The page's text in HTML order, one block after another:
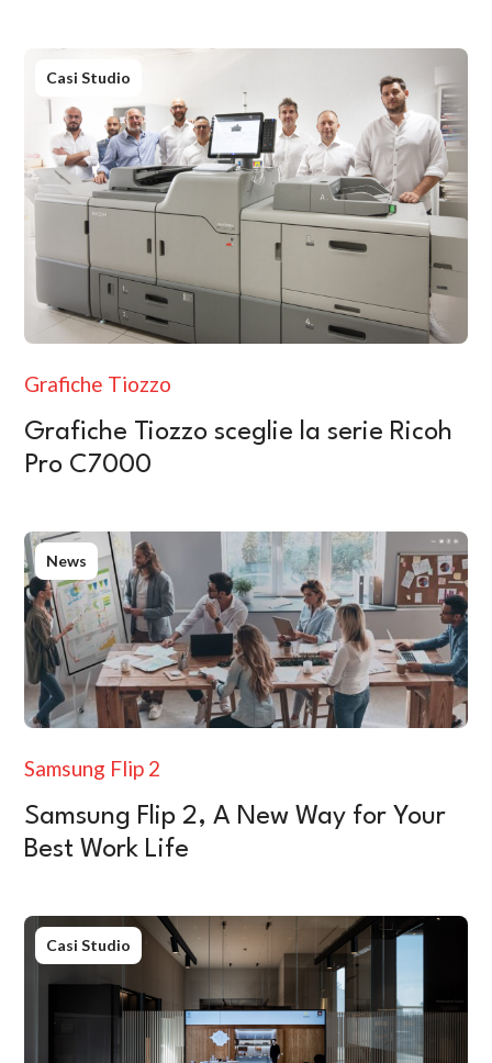
Casi Studio
Grafiche Tiozzo
Grafiche Tiozzo sceglie la serie Ricoh
Pro C7000
News
Samsung Flip 2
Samsung Flip 2, A New Way for Your
Best Work Life
Casi Studio